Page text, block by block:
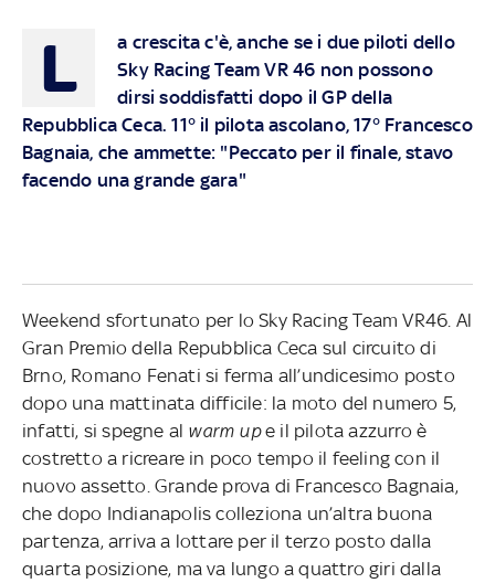
L
a crescita c'è, anche se i due piloti dello
Sky Racing Team VR 46 non possono
dirsi soddisfatti dopo il GP della
Repubblica Ceca. 11° il pilota ascolano, 17° Francesco
Bagnaia, che ammette: "Peccato per il finale, stavo
facendo una grande gara"
Weekend sfortunato per lo Sky Racing Team VR46. Al
Gran Premio della Repubblica Ceca sul circuito di
Brno, Romano Fenati si ferma all’undicesimo posto
dopo una mattinata difficile: la moto del numero 5,
infatti, si spegne al warm upe il pilota azzurro è
costretto a ricreare in poco tempo il feeling con il
nuovo assetto. Grande prova di Francesco Bagnaia,
che dopo Indianapolis colleziona un’altra buona
partenza, arriva a lottare per il terzo posto dalla
quarta posizione, ma va lungo a quattro giri dalla